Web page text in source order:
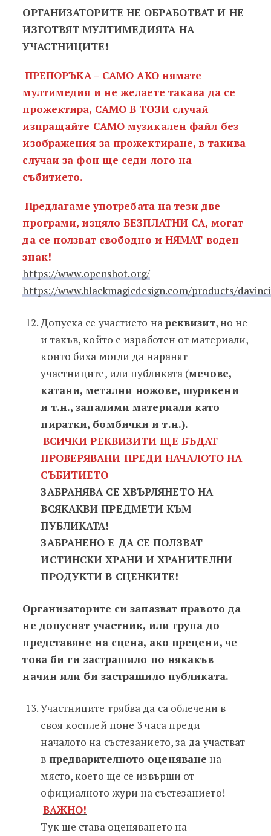
ОРГАНИЗАТОРИТЕ НЕ ОБРАБОТВАТ И НЕ
ИЗГОТВЯТ МУЛТИМЕДИЯТА НА
УЧАСТНИЦИТЕ!
ПРЕПОРЪКА– САМО АКО нямате
мултимедия и не желаете такава да се
прожектира, САМО В ТОЗИ случай
изпращайте САМО музикален файл без
изображения за прожектиране, в такива
случаи за фон ще седи лого на
събитието.
Предлагаме употребата на тези две
програми, изцяло БЕЗПЛАТНИ СА, могат
да се ползват свободно и НЯМАТ воден
знак!
https://www.openshot.org/
https://www.blackmagicdesign.com/products/
Допуска се участието нареквизит, но не
и такъв, който е изработен от материали,
които биха могли да наранят
участниците, или публиката (мечове,
катани, метални ножове, шурикени
и т.н., запалими материали като
пиратки, бомбички и т.н.).
ВСИЧКИ РЕКВИЗИТИ ЩЕ БЪДАТ
ПРОВЕРЯВАНИ ПРЕДИ НАЧАЛОТО НА
СЪБИТИЕТО
ЗАБРАНЯВА СЕ ХВЪРЛЯНЕТО НА
ВСЯКАКВИ ПРЕДМЕТИ КЪМ
ПУБЛИКАТА!
ЗАБРАНЕНО Е ДА СЕ ПОЛЗВАТ
ИСТИНСКИ ХРАНИ И ХРАНИТЕЛНИ
ПРОДУКТИ В СЦЕНКИТЕ!
Организаторите си запазват правото да
не допуснат участник, или група до
представяне на сцена, ако прецени, че
това би ги застрашило по някакъв
начин или би застрашило публиката.
Участниците трябва да са облечени в
своя косплей поне 3 часа преди
началото на състезанието, за да участват
в предварителното оценяване на
място, което ще се извърши от
официалното жури на състезанието!
ВАЖНО!
Тук ще става оценяването на